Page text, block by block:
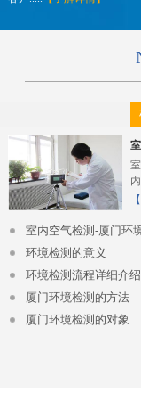
室内空气检测-厦门环
环境检测的意义
环境检测流程详细介绍
厦门环境检测的方法
厦门环境检测的对象